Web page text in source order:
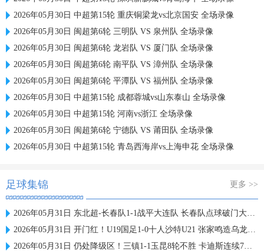
2026年05月30日 中超第15轮 重庆铜梁龙vs北京国安 全场录像
2026年05月30日 闽超第6轮 三明队 VS 泉州队 全场录像
2026年05月30日 闽超第6轮 龙岩队 VS 厦门队 全场录像
2026年05月30日 闽超第6轮 南平队 VS 漳州队 全场录像
2026年05月30日 闽超第6轮 平潭队 VS 福州队 全场录像
2026年05月30日 中超第15轮 成都蓉城vs山东泰山 全场录像
2026年05月30日 中超第15轮 河南vs浙江 全场录像
2026年05月30日 闽超第6轮 宁德队 VS 莆田队 全场录像
2026年05月30日 中超第15轮 青岛西海岸vs上海申花 全场录像
足球集锦 更多 >>
2026年05月31日 东北超-长春队1-1战平大连队 长春队点球破门大连队补射扳平
2026年05月31日 开门红！U19国足1-0十人沙特U21 张家鸣造乌龙下轮战民主刚果U23
2026年05月31日 仍处降级区！三镇1-1玉昆8轮不胜 卡迪斯连续7场破门黄紫昌扳平